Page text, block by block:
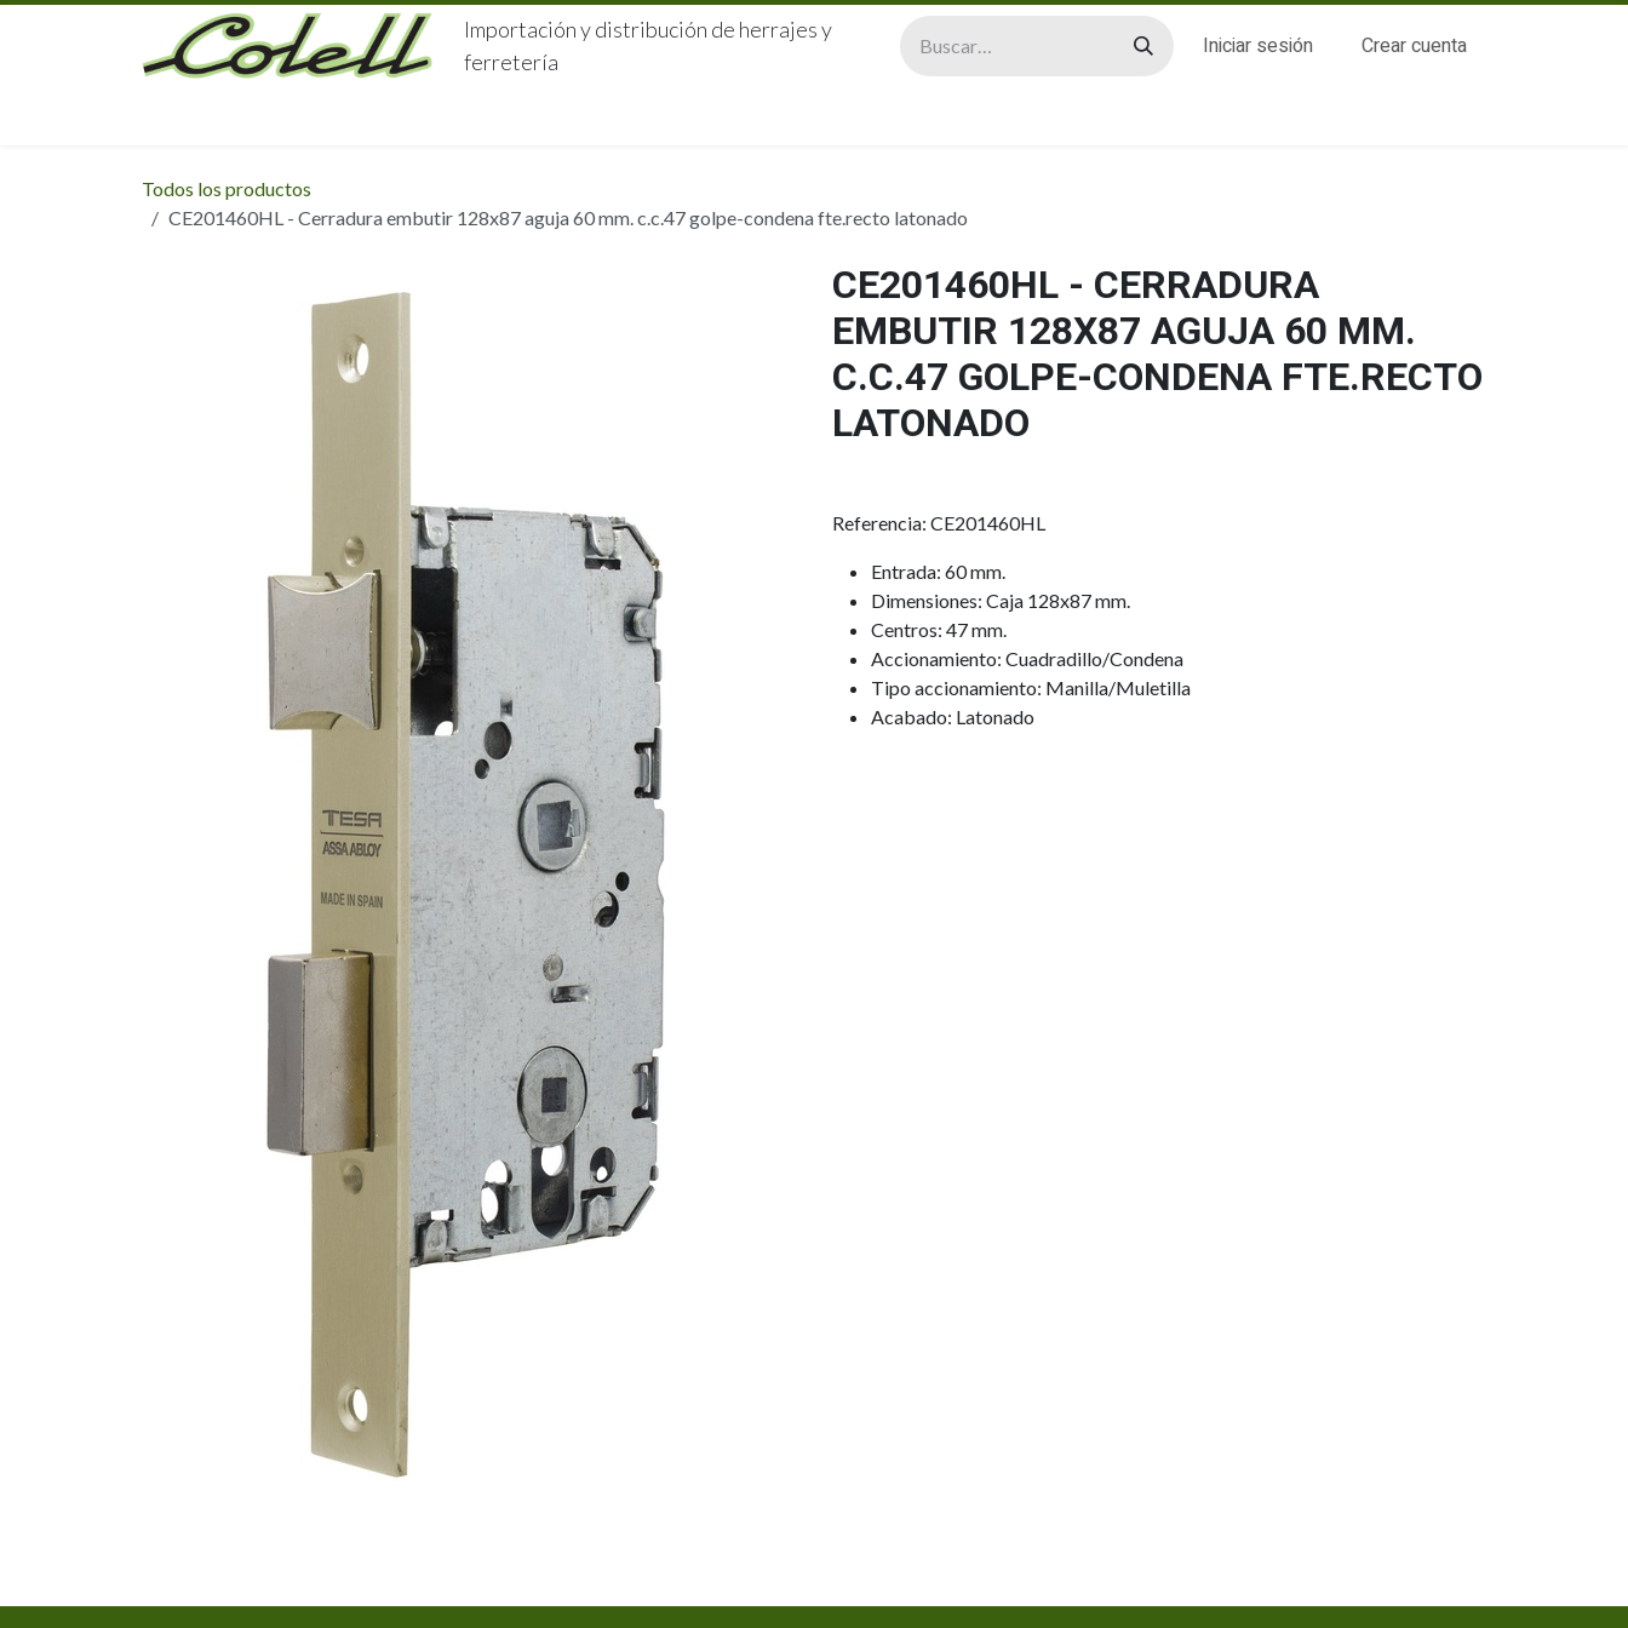
Ir al contenido
Importación y distribución de herrajes y
ferretería
Iniciar sesión Crear cuenta
Todos los productos
CE201460HL - Cerradura embutir 128x87 aguja 60 mm. c.c.47 golpe-condena fte.recto latonado
CE201460HL - CERRADURA
EMBUTIR 128X87 AGUJA 60 MM.
C.C.47 GOLPE-CONDENA FTE.RECTO
LATONADO
Referencia: CE201460HL
Entrada: 60 mm.
Dimensiones: Caja 128x87 mm.
Centros: 47 mm.
Accionamiento: Cuadradillo/Condena
Tipo accionamiento: Manilla/Muletilla
Acabado: Latonado